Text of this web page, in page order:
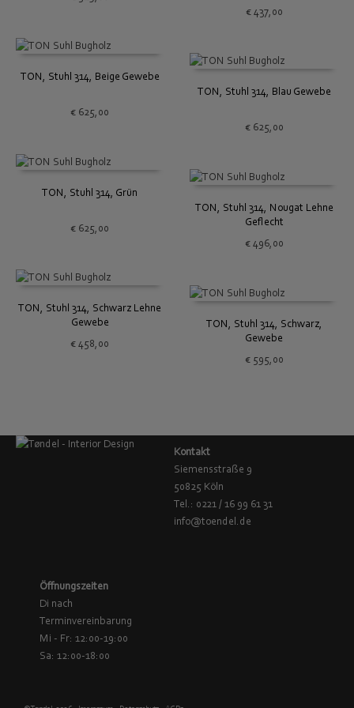
€437,00
TON, Stuhl 314, Beige Gewebe
€ 625,00
TON, Stuhl 314, Blau Gewebe
€625,00
TON, Stuhl 314, Grün
€ 625,00
TON, Stuhl 314, Nougat Lehne
Geflecht
€496,00
TON, Stuhl 314, Schwarz Lehne
Gewebe
€ 458,00
TON, Stuhl 314, Schwarz,
Gewebe
€595,00
Kontakt
Siemensstraße 9
50825 Köln
Tel.: 0221 / 16 99 61 31
info@toendel.de
Öffnungszeiten
Di nach
Terminvereinbarung
Mi - Fr: 12:00-19:00
Sa: 12:00-18:00